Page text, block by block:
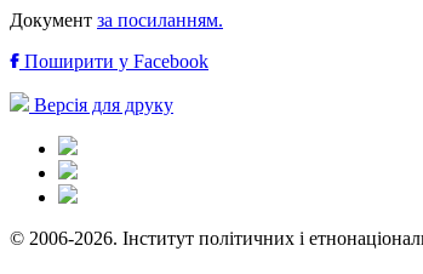
Документ за посиланням.
Поширити у Facebook
Версія для друку
© 2006-2026. Інститут політичних і